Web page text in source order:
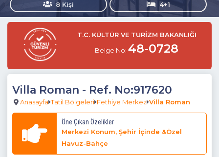
8 Kişi 4+1
T.C. KÜLTÜR VE TURİZM BAKANLIĞI
Belge No: 48-0728
Villa Roman - Ref. No:917620
Anasayfa Tatil Bölgeleri Fethiye Merkez Villa Roman
Öne Çıkan Özelikler
Merkezi Konum, Şehir İçinde &Özel
Havuz-Bahçe